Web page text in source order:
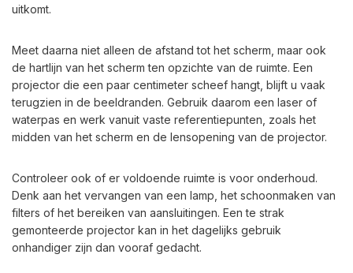
uitkomt.
Meet daarna niet alleen de afstand tot het scherm, maar ook
de hartlijn van het scherm ten opzichte van de ruimte. Een
projector die een paar centimeter scheef hangt, blijft u vaak
terugzien in de beeldranden. Gebruik daarom een laser of
waterpas en werk vanuit vaste referentiepunten, zoals het
midden van het scherm en de lensopening van de projector.
Controleer ook of er voldoende ruimte is voor onderhoud.
Denk aan het vervangen van een lamp, het schoonmaken van
filters of het bereiken van aansluitingen. Een te strak
gemonteerde projector kan in het dagelijks gebruik
onhandiger zijn dan vooraf gedacht.